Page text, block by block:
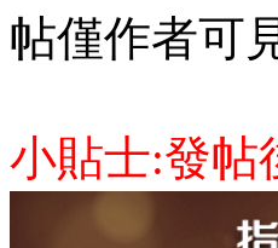
帖僅作者可
小貼士:發帖